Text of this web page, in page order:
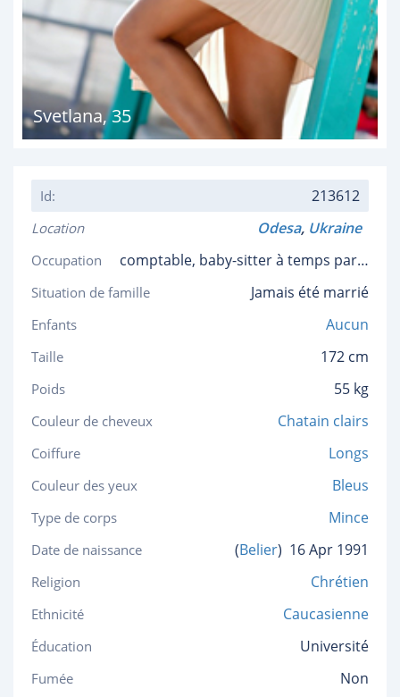
Svetlana,35
Id: 213612
Location Odesa, Ukraine
Occupation comptable, baby-sitter à temps partiel
Situation de famille Jamais été marrié
Enfants Aucun
Taille 172 cm
Poids 55 kg
Couleur de cheveux Chatain clairs
Coiffure Longs
Couleur des yeux Bleus
Type de corps Mince
Date de naissance (Belier) 16 Apr 1991
Religion Chrétien
Ethnicité Caucasienne
Éducation Université
Fumée Non